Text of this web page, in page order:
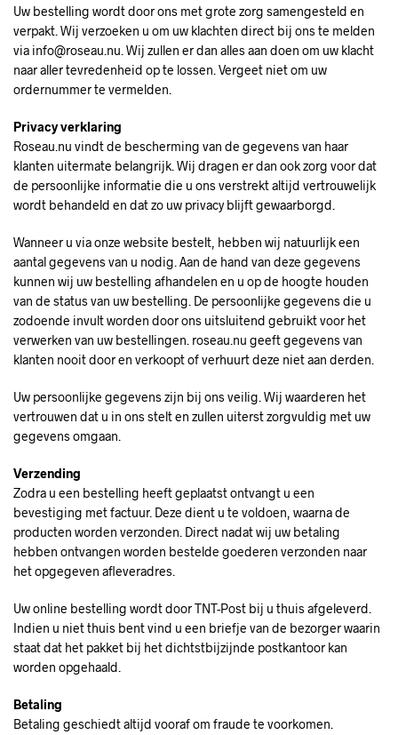
Uw bestelling wordt door ons met grote zorg samengesteld en
verpakt. Wij verzoeken u om uw klachten direct bij ons te melden
via info@roseau.nu. Wij zullen er dan alles aan doen om uw klacht
naar aller tevredenheid op te lossen. Vergeet niet om uw
ordernummer te vermelden.
Privacy verklaring
Roseau.nu vindt de bescherming van de gegevens van haar
klanten uitermate belangrijk. Wij dragen er dan ook zorg voor dat
de persoonlijke informatie die u ons verstrekt altijd vertrouwelijk
wordt behandeld en dat zo uw privacy blijft gewaarborgd.
Wanneer u via onze website bestelt, hebben wij natuurlijk een
aantal gegevens van u nodig. Aan de hand van deze gegevens
kunnen wij uw bestelling afhandelen en u op de hoogte houden
van de status van uw bestelling. De persoonlijke gegevens die u
zodoende invult worden door ons uitsluitend gebruikt voor het
verwerken van uw bestellingen. roseau.nu geeft gegevens van
klanten nooit door en verkoopt of verhuurt deze niet aan derden.
Uw persoonlijke gegevens zijn bij ons veilig. Wij waarderen het
vertrouwen dat u in ons stelt en zullen uiterst zorgvuldig met uw
gegevens omgaan.
Verzending
Zodra u een bestelling heeft geplaatst ontvangt u een
bevestiging met factuur. Deze dient u te voldoen, waarna de
producten worden verzonden. Direct nadat wij uw betaling
hebben ontvangen worden bestelde goederen verzonden naar
het opgegeven afleveradres.
Uw online bestelling wordt door TNT-Post bij u thuis afgeleverd.
Indien u niet thuis bent vind u een briefje van de bezorger waarin
staat dat het pakket bij het dichtstbijzijnde postkantoor kan
worden opgehaald.
Betaling
Betaling geschiedt altijd vooraf om fraude te voorkomen.